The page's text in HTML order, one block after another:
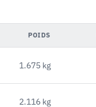
POIDS
1.675 kg
2.116 kg